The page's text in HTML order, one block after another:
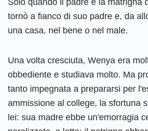
tornò a fianco di suo padre e, da
una casa, nel bene o nel male.
Una volta cresciuta, Wenya era
obbediente e studiava molto. Ma
tanto impegnata a prepararsi per
ammissione al college, la sfortuna
lei: sua madre ebbe un'emorragia